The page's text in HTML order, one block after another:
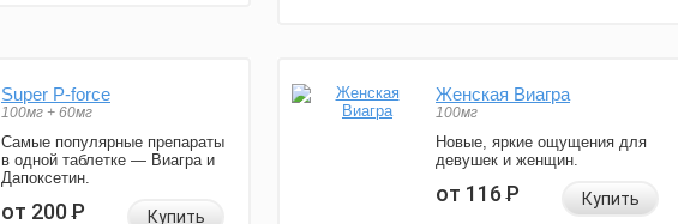
Super P-force
100мг + 60мг
Самые популярные препараты
в одной таблетке — Виагра и
Дапоксетин.
от 200Р Купить
Женская Виагра
100мг
Новые, яркие ощущения для
девушек и женщин.
от 116Р Купить